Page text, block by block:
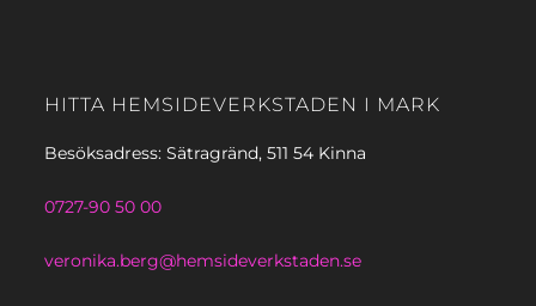
HITTA HEMSIDEVERKSTADEN I MARK
Besöksadress: Sätragränd, 511 54 Kinna
0727-90 50 00
veronika.berg@hemsideverkstaden.se